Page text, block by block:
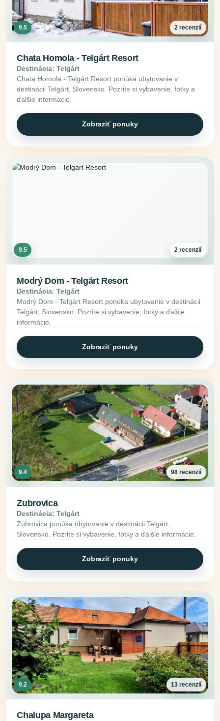
9.5 2 recenzií
Chata Homola - Telgárt Resort
Destinácia: Telgárt
Chata Homola - Telgárt Resort ponúka ubytovanie v
destinácii Telgárt, Slovensko. Pozrite si vybavenie, fotky a
ďalšie informácie.
Zobraziť ponuky
9.5 2 recenzií
Modrý Dom - Telgárt Resort
Destinácia: Telgárt
Modrý Dom - Telgárt Resort ponúka ubytovanie v destinácii
Telgárt, Slovensko. Pozrite si vybavenie, fotky a ďalšie
informácie.
Zobraziť ponuky
9.4 98 recenzií
Zubrovica
Destinácia: Telgárt
Zubrovica ponúka ubytovanie v destinácii Telgárt,
Slovensko. Pozrite si vybavenie, fotky a ďalšie informácie.
Zobraziť ponuky
9.2 13 recenzií
Chalupa Margareta